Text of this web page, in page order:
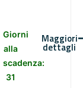
Giorni
alla
scadenza:
31
Maggiori
dettagli